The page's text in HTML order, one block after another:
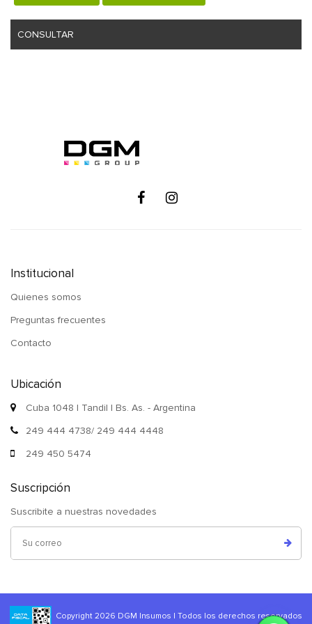
CONSULTAR
Institucional
Quienes somos
Preguntas frecuentes
Contacto
Ubicación
Cuba 1048 | Tandil | Bs. As. - Argentina
249 444 4738/ 249 444 4448
249 450 5474
Suscripción
Suscribite a nuestras novedades
Copyright 2026 DGM Insumos | Todos los derechos reservados